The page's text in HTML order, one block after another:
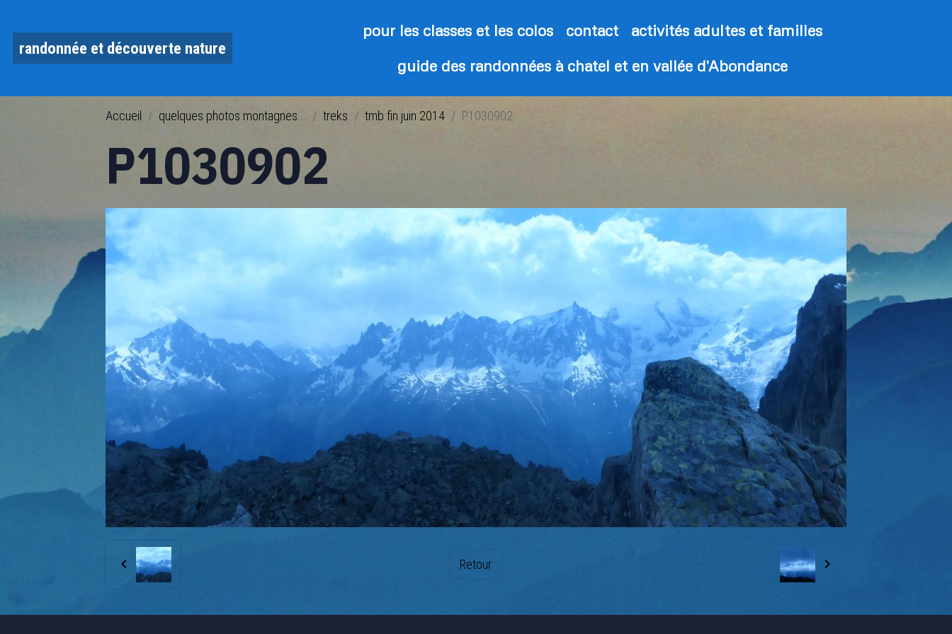
randonnée et découverte nature
pour les classes et les colos contact
activités adultes et familles
guide des randonnées à chatel et en vallée d'Abondance
Accueil quelques photos montagnes... treks tmb fin juin 2014 P1030902
P1030902
Retour